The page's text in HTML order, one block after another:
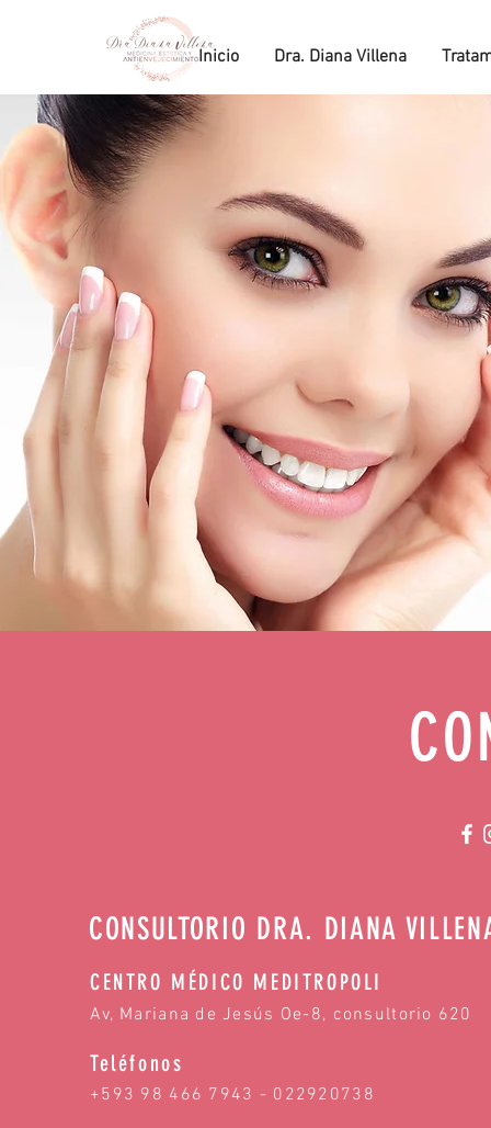
Inicio Dra. Diana Villena
CONSULTORIO DRA. DIANA
CENTRO MÉDICO MEDITROPOLI
Av, Mariana de Jesús Oe-8, consultorio 620
Teléfonos
+593 98 466 7943 - 022920738